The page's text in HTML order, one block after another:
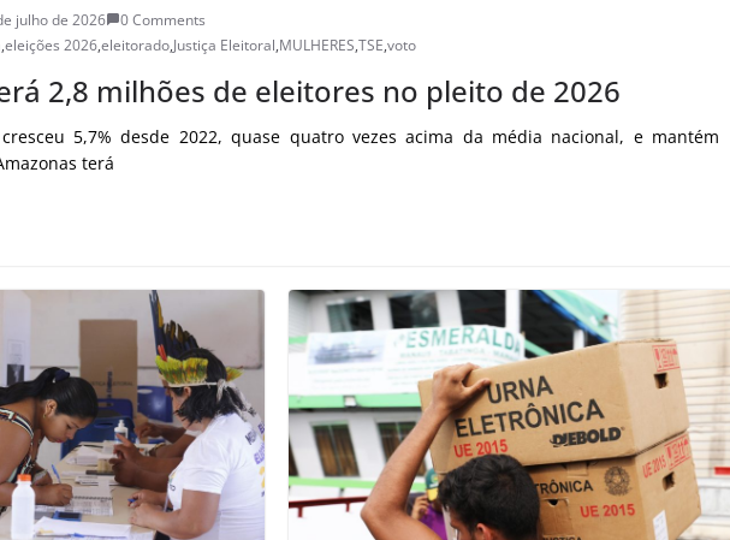
julho de 2026
0 Comments
,eleições 2026,eleitorado,Justiça Eleitoral,MULHERES,TSE,voto
2,8 milhões de eleitores no pleito de 2026
5,7% desde 2022, quase quatro vezes acima da média nacional, e mantém
terá